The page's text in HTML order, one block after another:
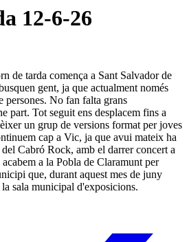
12-6-26
de tarda comença a Sant Salvador de
gent, ja que actualment només
persones. No fan falta grans
part. Tot seguit ens desplacem fins a
un grup de versions format per joves
cap a Vic, ja que avui mateix ha
Cabró Rock, amb el darrer concert a
a la Pobla de Claramunt per
que, durant aquest mes de juny
sala municipal d'exposicions.